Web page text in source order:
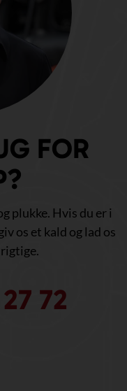
FOR
plukke. Hvis du er i
os et kald og lad os
72